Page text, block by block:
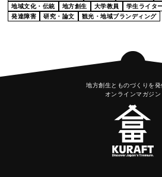
地域文化・伝統
地方創生 大学教員 学生ライタ
発達障害
研究・論文 観光・地域ブランディング
地方創生とものづくりを発
オンラインマガジン